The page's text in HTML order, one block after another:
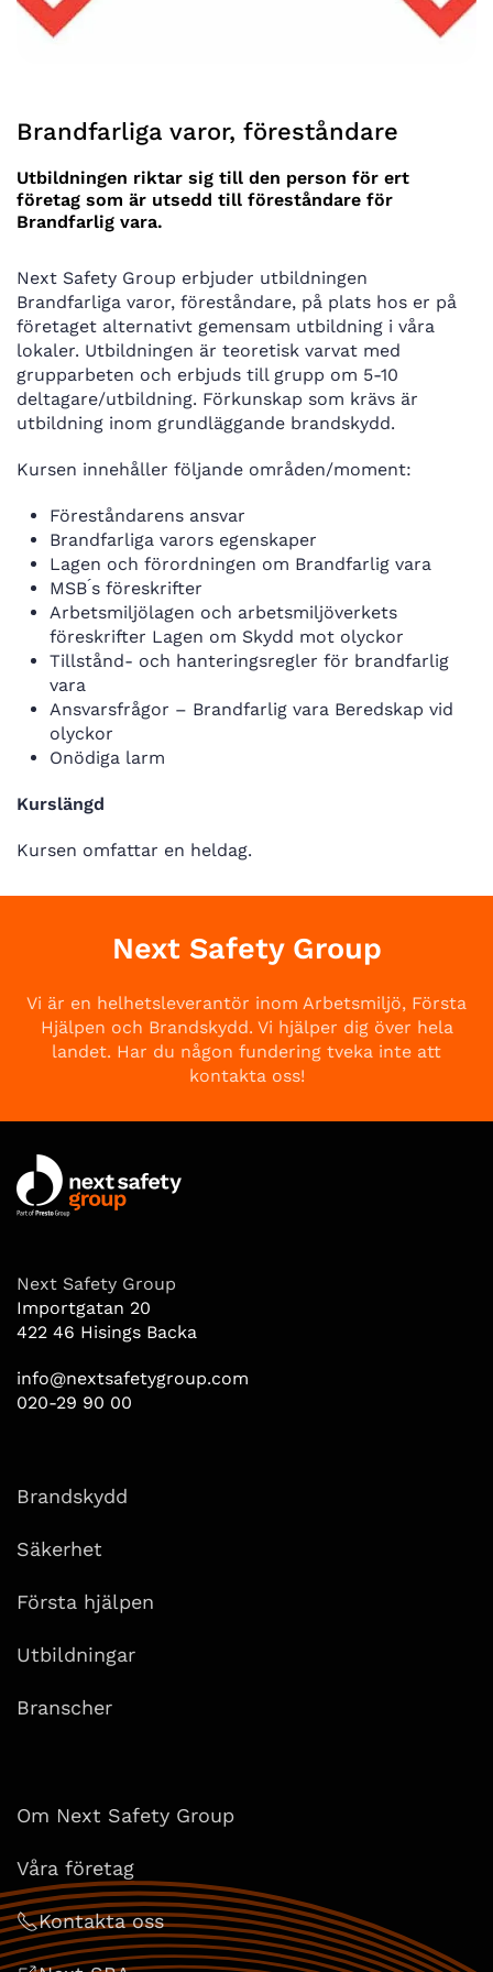
Brandfarliga varor, föreståndare
Utbildningen riktar sig till den person för ert
företag som är utsedd till föreståndare för
Brandfarlig vara.
Next Safety Group erbjuder utbildningen
Brandfarliga varor, föreståndare, på plats hos er på
företaget alternativt gemensam utbildning i våra
lokaler. Utbildningen är teoretisk varvat med
grupparbeten och erbjuds till grupp om 5-10
deltagare/utbildning. Förkunskap som krävs är
utbildning inom grundläggande brandskydd.
Kursen innehåller följande områden/moment:
Föreståndarens ansvar
Brandfarliga varors egenskaper
Lagen och förordningen om Brandfarlig vara
MSB ́s föreskrifter
Arbetsmiljölagen och arbetsmiljöverkets
föreskrifter Lagen om Skydd mot olyckor
Tillstånd- och hanteringsregler för brandfarlig
vara
Ansvarsfrågor – Brandfarlig vara Beredskap vid
olyckor
Onödiga larm
Kurslängd
Kursen omfattar en heldag.
Next Safety Group
Vi är en helhetsleverantör inom Arbetsmiljö, Första
Hjälpen och Brandskydd. Vi hjälper dig över hela
landet. Har du någon fundering tveka inte att
kontakta oss!
Next Safety Group
Importgatan 20
422 46 Hisings Backa
info@nextsafetygroup.com
020-29 90 00
Brandskydd
Säkerhet
Första hjälpen
Utbildningar
Branscher
Om Next Safety Group
Våra företag
Kontakta oss